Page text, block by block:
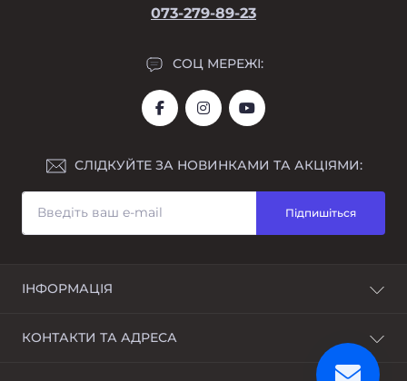
073-279-89-23
СОЦ МЕРЕЖІ:
СЛІДКУЙТЕ ЗА НОВИНКАМИ ТА АКЦІЯМИ:
Підпишіться
ІНФОРМАЦІЯ
Доставка та оплата
КОНТАКТИ ТА АДРЕСА
Україна, м. Дніпро, Дніпропетровська область